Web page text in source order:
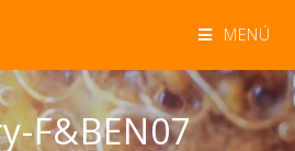
MENÚ
F&BEN07